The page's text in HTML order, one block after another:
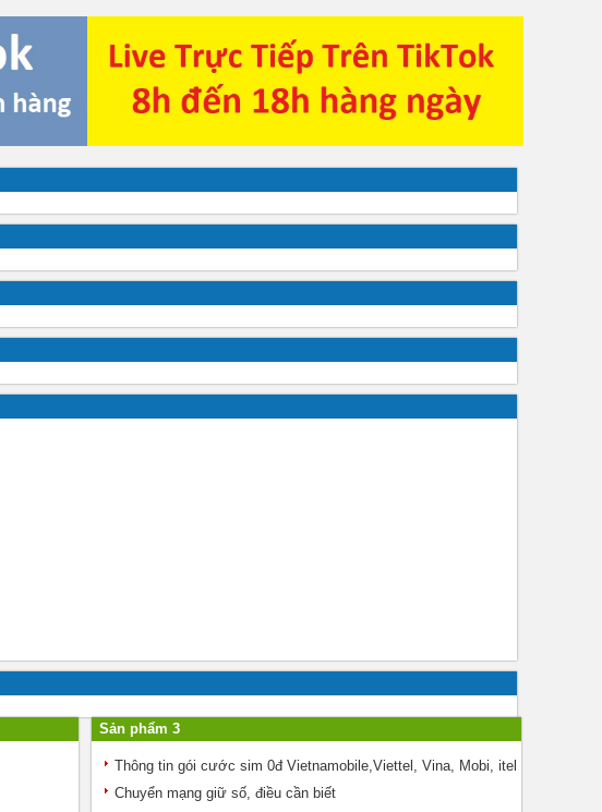
Sản phẩm 3
Thông tin gói cước sim 0đ Vietnamobile,Viettel, Vina, Mobi, itel
Chuyển mạng giữ số, điều cần biết